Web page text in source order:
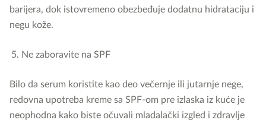
barijera, dok istovremeno obezbeđuje dodatnu hidrataciju i
negu kože.
Ne zaboravite na SPF
Bilo da serum koristite kao deo večernje ili jutarnje nege,
redovna upotreba kreme sa SPF-om pre izlaska iz kuće je
neophodna kako biste očuvali mladalački izgled i zdravlje